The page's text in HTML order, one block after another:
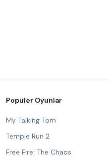
Popüler Oyunlar
My Talking Tom
Temple Run 2
Free Fire: The Chaos